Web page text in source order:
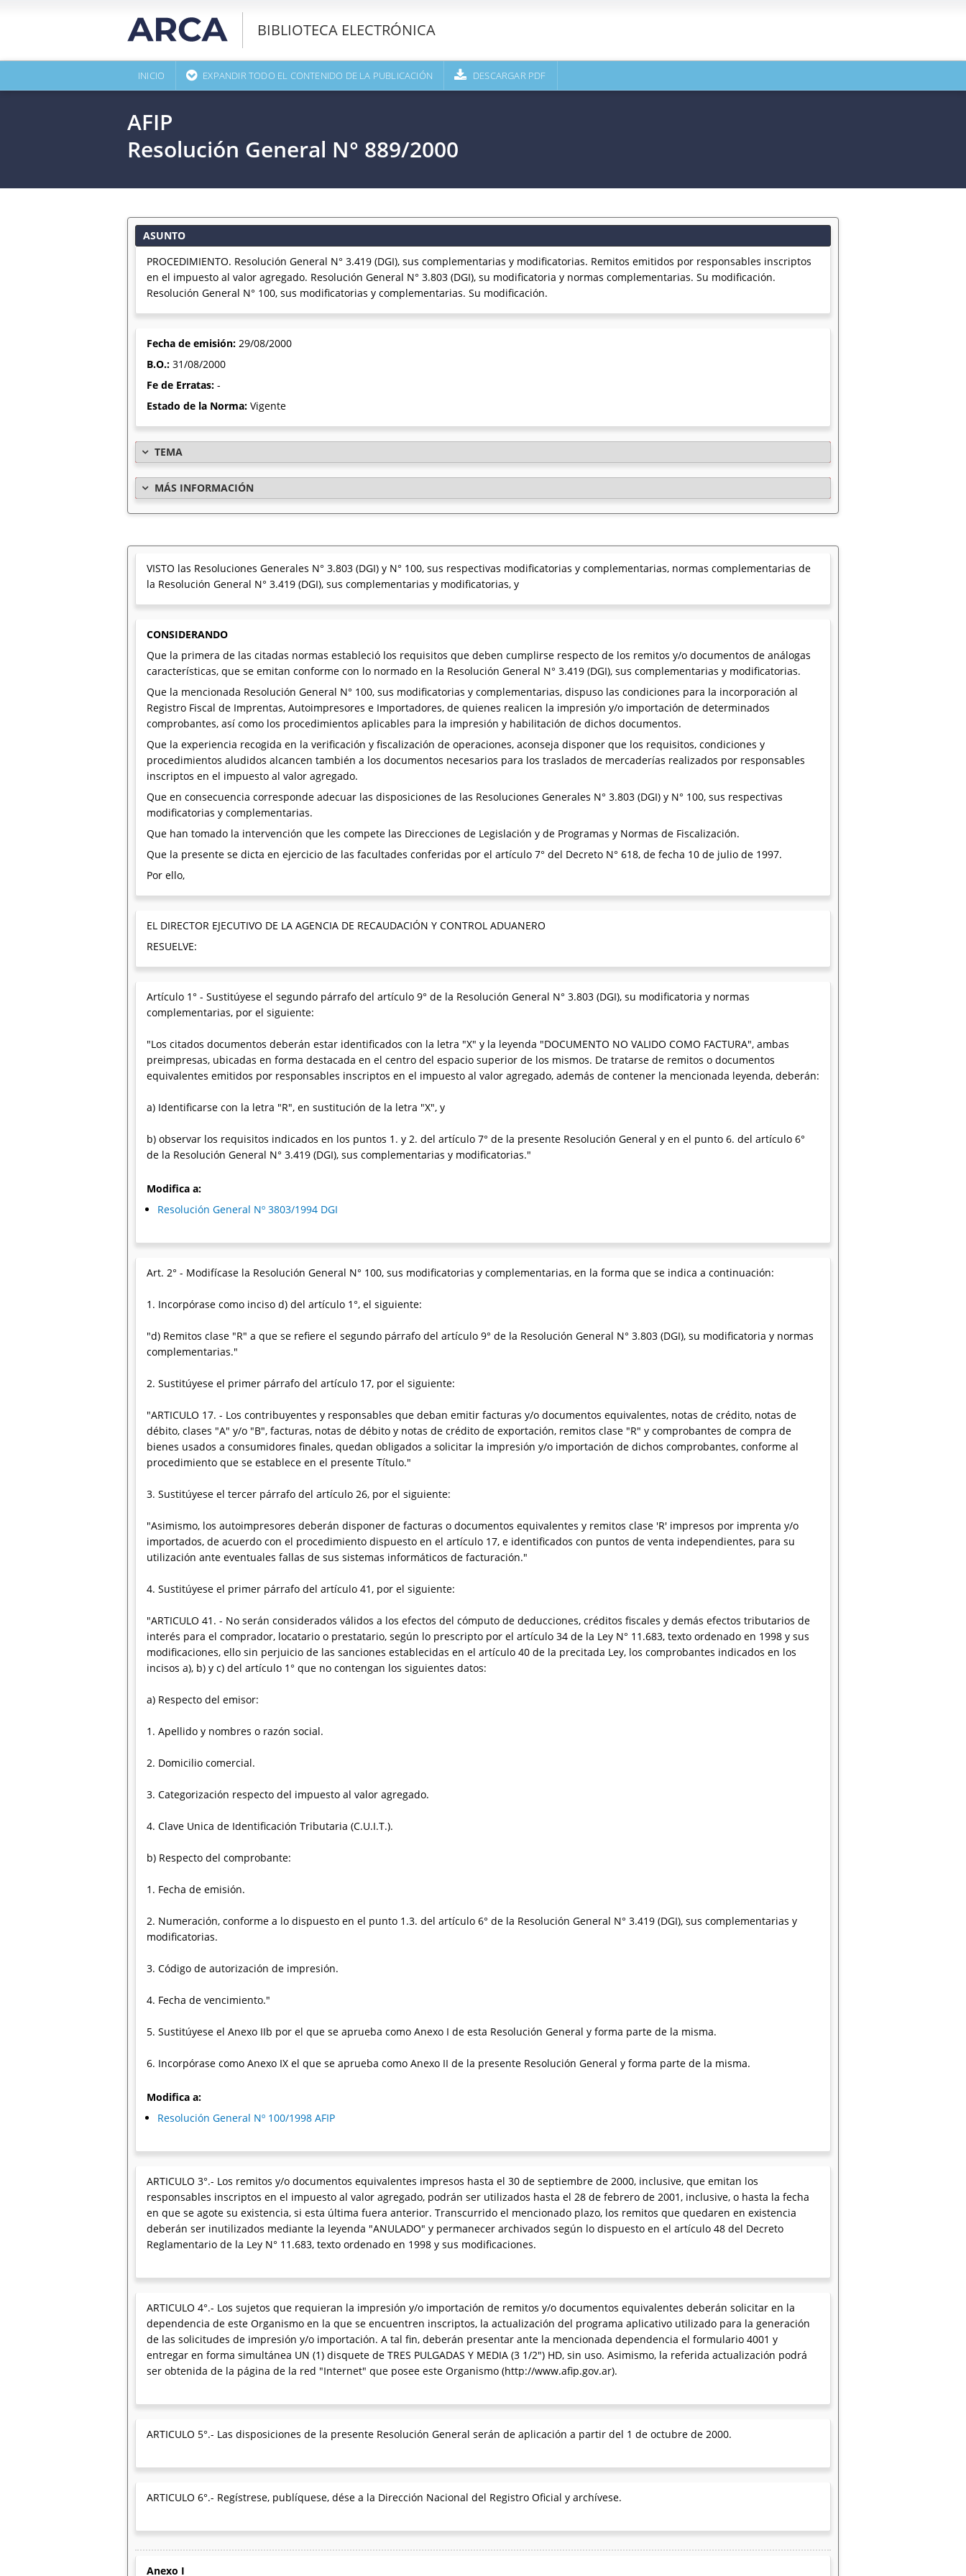
BIBLIOTECA ELECTRÓNICA
INICIO EXPANDIR TODO EL CONTENIDO DE LA PUBLICACIÓN DESCARGAR PDF
AFIP
Resolución General N° 889/2000
ASUNTO
PROCEDIMIENTO. Resolución General N° 3.419 (DGI), sus complementarias y modificatorias. Remitos emitidos por responsables inscriptos
en el impuesto al valor agregado. Resolución General N° 3.803 (DGI), su modificatoria y normas complementarias. Su modificación.
Resolución General N° 100, sus modificatorias y complementarias. Su modificación.
Fecha de emisión: 29/08/2000
B.O.: 31/08/2000
Fe de Erratas: -
Estado de la Norma: Vigente
TEMA
MÁS INFORMACIÓN
VISTO las Resoluciones Generales N° 3.803 (DGI) y N° 100, sus respectivas modificatorias y complementarias, normas complementarias de
la Resolución General N° 3.419 (DGI), sus complementarias y modificatorias, y
CONSIDERANDO
Que la primera de las citadas normas estableció los requisitos que deben cumplirse respecto de los remitos y/o documentos de análogas
características, que se emitan conforme con lo normado en la Resolución General N° 3.419 (DGI), sus complementarias y modificatorias.
Que la mencionada Resolución General N° 100, sus modificatorias y complementarias, dispuso las condiciones para la incorporación al
Registro Fiscal de Imprentas, Autoimpresores e Importadores, de quienes realicen la impresión y/o importación de determinados
comprobantes, así como los procedimientos aplicables para la impresión y habilitación de dichos documentos.
Que la experiencia recogida en la verificación y fiscalización de operaciones, aconseja disponer que los requisitos, condiciones y
procedimientos aludidos alcancen también a los documentos necesarios para los traslados de mercaderías realizados por responsables
inscriptos en el impuesto al valor agregado.
Que en consecuencia corresponde adecuar las disposiciones de las Resoluciones Generales N° 3.803 (DGI) y N° 100, sus respectivas
modificatorias y complementarias.
Que han tomado la intervención que les compete las Direcciones de Legislación y de Programas y Normas de Fiscalización.
Que la presente se dicta en ejercicio de las facultades conferidas por el artículo 7° del Decreto N° 618, de fecha 10 de julio de 1997.
Por ello,
EL DIRECTOR EJECUTIVO DE LA AGENCIA DE RECAUDACIÓN Y CONTROL ADUANERO
RESUELVE:
Artículo 1° - Sustitúyese el segundo párrafo del artículo 9° de la Resolución General N° 3.803 (DGI), su modificatoria y normas
complementarias, por el siguiente:
"Los citados documentos deberán estar identificados con la letra "X" y la leyenda "DOCUMENTO NO VALIDO COMO FACTURA", ambas
preimpresas, ubicadas en forma destacada en el centro del espacio superior de los mismos. De tratarse de remitos o documentos
equivalentes emitidos por responsables inscriptos en el impuesto al valor agregado, además de contener la mencionada leyenda, deberán:
a) Identificarse con la letra "R", en sustitución de la letra "X", y
b) observar los requisitos indicados en los puntos 1. y 2. del artículo 7° de la presente Resolución General y en el punto 6. del artículo 6°
de la Resolución General N° 3.419 (DGI), sus complementarias y modificatorias."
Modifica a:
Resolución General Nº 3803/1994 DGI
Art. 2° - Modifícase la Resolución General N° 100, sus modificatorias y complementarias, en la forma que se indica a continuación:
1. Incorpórase como inciso d) del artículo 1°, el siguiente:
"d) Remitos clase "R" a que se refiere el segundo párrafo del artículo 9° de la Resolución General N° 3.803 (DGI), su modificatoria y normas
complementarias."
2. Sustitúyese el primer párrafo del artículo 17, por el siguiente:
"ARTICULO 17. - Los contribuyentes y responsables que deban emitir facturas y/o documentos equivalentes, notas de crédito, notas de
débito, clases "A" y/o "B", facturas, notas de débito y notas de crédito de exportación, remitos clase "R" y comprobantes de compra de
bienes usados a consumidores finales, quedan obligados a solicitar la impresión y/o importación de dichos comprobantes, conforme al
procedimiento que se establece en el presente Título."
3. Sustitúyese el tercer párrafo del artículo 26, por el siguiente:
"Asimismo, los autoimpresores deberán disponer de facturas o documentos equivalentes y remitos clase 'R' impresos por imprenta y/o
importados, de acuerdo con el procedimiento dispuesto en el artículo 17, e identificados con puntos de venta independientes, para su
utilización ante eventuales fallas de sus sistemas informáticos de facturación."
4. Sustitúyese el primer párrafo del artículo 41, por el siguiente:
"ARTICULO 41. - No serán considerados válidos a los efectos del cómputo de deducciones, créditos fiscales y demás efectos tributarios de
interés para el comprador, locatario o prestatario, según lo prescripto por el artículo 34 de la Ley N° 11.683, texto ordenado en 1998 y sus
modificaciones, ello sin perjuicio de las sanciones establecidas en el artículo 40 de la precitada Ley, los comprobantes indicados en los
incisos a), b) y c) del artículo 1° que no contengan los siguientes datos:
a) Respecto del emisor:
1. Apellido y nombres o razón social.
2. Domicilio comercial.
3. Categorización respecto del impuesto al valor agregado.
4. Clave Unica de Identificación Tributaria (C.U.I.T.).
b) Respecto del comprobante:
1. Fecha de emisión.
2. Numeración, conforme a lo dispuesto en el punto 1.3. del artículo 6° de la Resolución General N° 3.419 (DGI), sus complementarias y
modificatorias.
3. Código de autorización de impresión.
4. Fecha de vencimiento."
5. Sustitúyese el Anexo IIb por el que se aprueba como Anexo I de esta Resolución General y forma parte de la misma.
6. Incorpórase como Anexo IX el que se aprueba como Anexo II de la presente Resolución General y forma parte de la misma.
Modifica a:
Resolución General Nº 100/1998 AFIP
ARTICULO 3°.- Los remitos y/o documentos equivalentes impresos hasta el 30 de septiembre de 2000, inclusive, que emitan los
responsables inscriptos en el impuesto al valor agregado, podrán ser utilizados hasta el 28 de febrero de 2001, inclusive, o hasta la fecha
en que se agote su existencia, si esta última fuera anterior. Transcurrido el mencionado plazo, los remitos que quedaren en existencia
deberán ser inutilizados mediante la leyenda "ANULADO" y permanecer archivados según lo dispuesto en el artículo 48 del Decreto
Reglamentario de la Ley N° 11.683, texto ordenado en 1998 y sus modificaciones.
ARTICULO 4°.- Los sujetos que requieran la impresión y/o importación de remitos y/o documentos equivalentes deberán solicitar en la
dependencia de este Organismo en la que se encuentren inscriptos, la actualización del programa aplicativo utilizado para la generación
de las solicitudes de impresión y/o importación. A tal fin, deberán presentar ante la mencionada dependencia el formulario 4001 y
entregar en forma simultánea UN (1) disquete de TRES PULGADAS Y MEDIA (3 1/2") HD, sin uso. Asimismo, la referida actualización podrá
ser obtenida de la página de la red "Internet" que posee este Organismo (http://www.afip.gov.ar).
ARTICULO 5°.- Las disposiciones de la presente Resolución General serán de aplicación a partir del 1 de octubre de 2000.
ARTICULO 6°.- Regístrese, publíquese, dése a la Dirección Nacional del Registro Oficial y archívese.
Anexo I